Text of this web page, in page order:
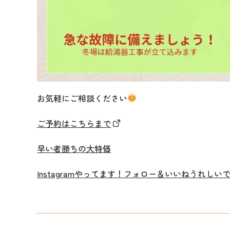
お気軽にご相談ください
ご予約はこちらまで
早い者勝ちの大特価
Instagramやってます！フォロー＆いいねうれしい